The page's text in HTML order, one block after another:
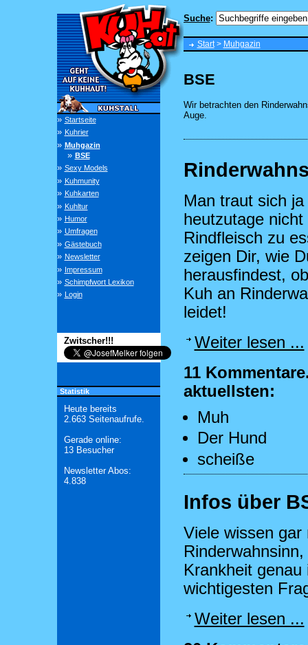
» Startseite
» Kuhrier
» Muhgazin
» BSE
» Sexy Models
» Kuhmunity
» Kuhkarten
» Kuhltur
» Humor
» Umfragen
» Gästebuch
» Newsletter
» Impressum
» Schimpfwort Lexikon
» Login
Zwitscher!!!
Statistik
Heute bereits
2.663 Seitenaufrufe.
Gerade online:
13 Besucher
Newsletter Abos:
4.838
Suche:
Start > Muhgazin
BSE
Wir betrachten den
Auge.
Man traut sich ja
heutzutage nicht
Rindfleisch zu
zeigen Dir, wie
herausfindest,
Kuh an
leidet!
Weiter lesen ...
11
aktuellsten:
Muh
Der Hund
scheiße
Infos über
Viele wissen
Krankheit
wichtigesten
Weiter lesen ...